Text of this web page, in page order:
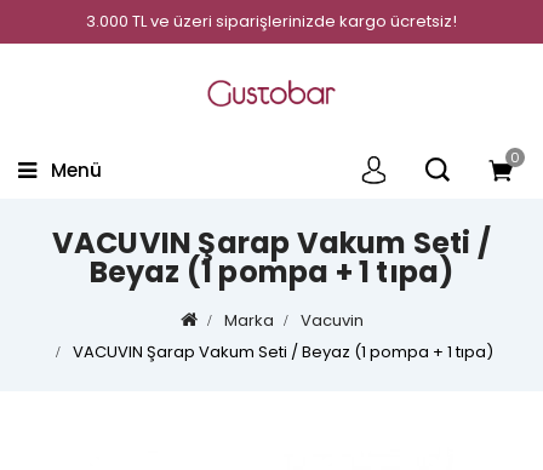
3.000 TL ve üzeri siparişlerinizde kargo ücretsiz!
0
Menü
VACUVIN Şarap Vakum Seti /
Beyaz (1 pompa + 1 tıpa)
Marka
Vacuvin
VACUVIN Şarap Vakum Seti / Beyaz (1 pompa + 1 tıpa)